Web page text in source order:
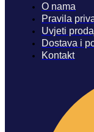
O nama
Pravila
Uvjeti
Dostava i
Kontakt